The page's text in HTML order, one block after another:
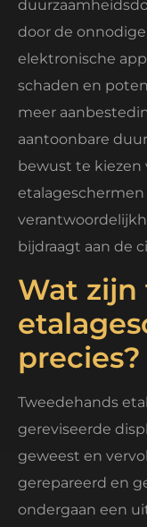
door de
elektronische
schaden en
meer
aantoonbare
bewust te kiezen
bijdraagt aan de
Wat zijn
precies?
Tweedehands
gereviseerde
geweest en
gerepareerd en
ondergaan een